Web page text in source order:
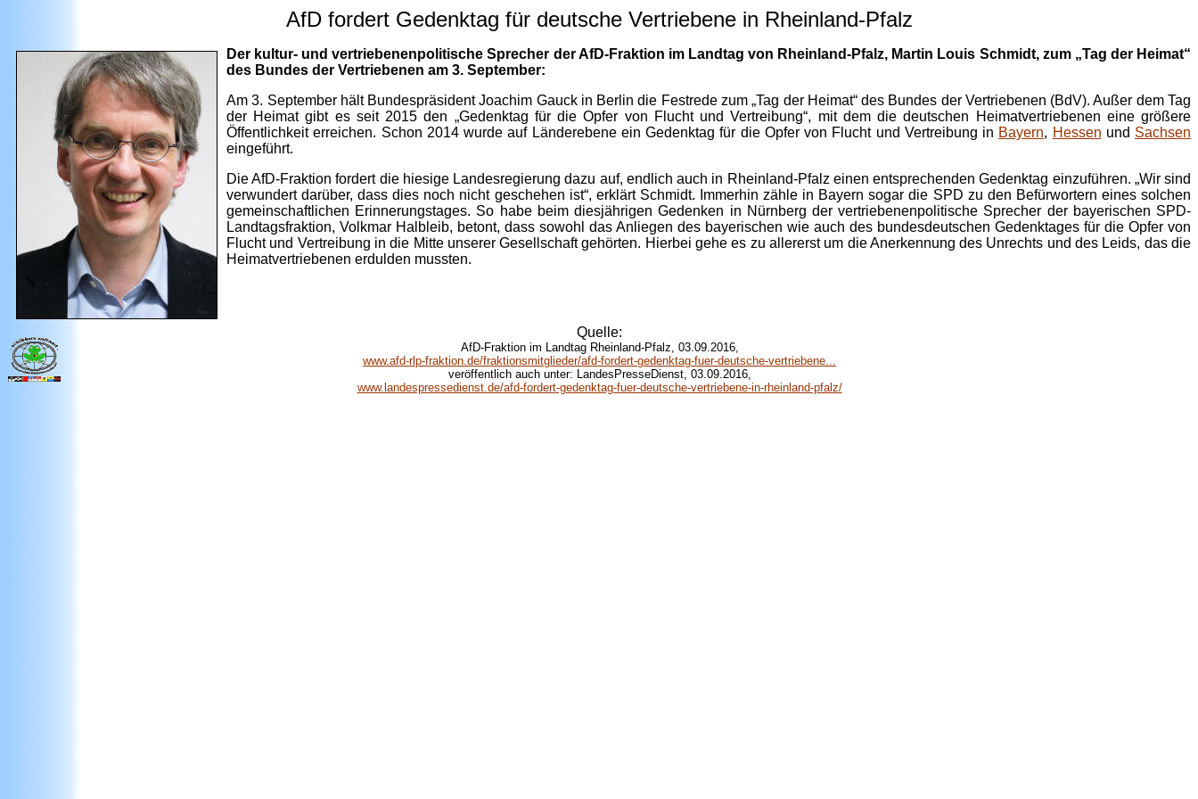
AfD fordert Gedenktag für deutsche Vertriebene in Rheinland-Pfalz
Der kultur- und vertriebenenpolitische Sprecher der AfD-Fraktion im Landtag von Rheinland-Pfalz, Martin Louis Schmidt, zum „Tag der Heimat“
des Bundes der Vertriebenen am 3. September:
Am 3. September hält Bundespräsident Joachim Gauck in Berlin die Festrede zum „Tag der Heimat“ des Bundes der Vertriebenen (BdV). Außer dem Tag
der Heimat gibt es seit 2015 den „Gedenktag für die Opfer von Flucht und Vertreibung“, mit dem die deutschen Heimatvertriebenen eine größere
Öffentlichkeit erreichen. Schon 2014 wurde auf Länderebene ein Gedenktag für die Opfer von Flucht und Vertreibung in Bayern, Hessen und Sachsen
eingeführt.
Die AfD-Fraktion fordert die hiesige Landesregierung dazu auf, endlich auch in Rheinland-Pfalz einen entsprechenden Gedenktag einzuführen. „Wir sind
verwundert darüber, dass dies noch nicht geschehen ist“, erklärt Schmidt. Immerhin zähle in Bayern sogar die SPD zu den Befürwortern eines solchen
gemeinschaftlichen Erinnerungstages. So habe beim diesjährigen Gedenken in Nürnberg der vertriebenenpolitische Sprecher der bayerischen SPD-
Landtagsfraktion, Volkmar Halbleib, betont, dass sowohl das Anliegen des bayerischen wie auch des bundesdeutschen Gedenktages für die Opfer von
Flucht und Vertreibung in die Mitte unserer Gesellschaft gehörten. Hierbei gehe es zu allererst um die Anerkennung des Unrechts und des Leids, das die
Heimatvertriebenen erdulden mussten.
Quelle:
AfD-Fraktion im Landtag Rheinland-Pfalz, 03.09.2016,
www.afd-rlp-fraktion.de/fraktionsmitglieder/afd-fordert-gedenktag-fuer-deutsche-vertriebene...
veröffentlich auch unter: LandesPresseDienst, 03.09.2016,
www.landespressedienst.de/afd-fordert-gedenktag-fuer-deutsche-vertriebene-in-rheinland-pfalz/